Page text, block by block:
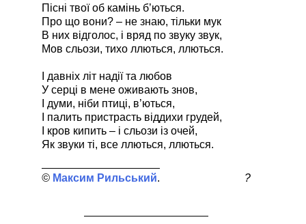
Пісні твої об камінь б’ються.
Про що вони? – не знаю, тільки мук
В них відголос, і вряд по звуку звук,
Мов сльози, тихо ллються, ллються.
І давніх літ надії та любов
У серці в мене оживають знов,
І думи, ніби птиці, в’ються,
І палить пристрасть віддихи грудей,
І кров кипить – і сльози із очей,
Як звуки ті, все ллються, ллються.
Максим Рильський ?